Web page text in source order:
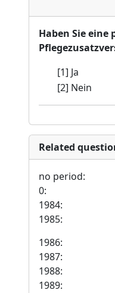
Haben Sie eine
[1] Ja
[2] Nein
Related
no period:
0:
1984:
1985:
1986:
1987:
1988:
1989: